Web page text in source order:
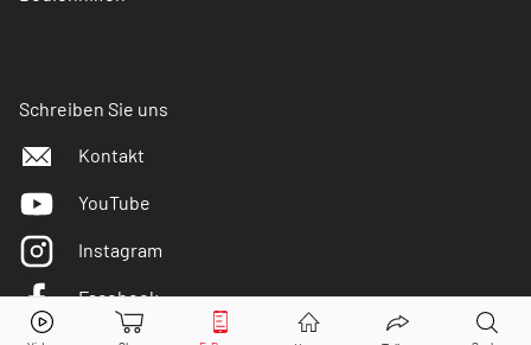
Schreiben Sie uns
Kontakt
YouTube
Instagram
Facebook